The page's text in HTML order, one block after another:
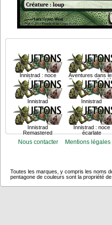
Innistrad : noce
écarlate
Aventures dans
Royaumes
Innistrad Innistrad
Innistrad
Remastered
Innistrad : noce
écarlate
Nous contacter Mentions légales
Toutes les marques, y compris les noms
pentagone de couleurs sont la propriété